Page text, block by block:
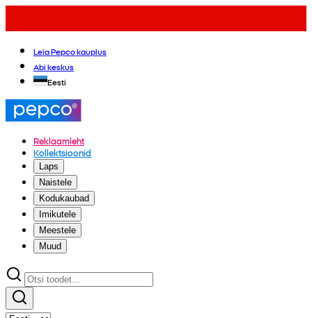
Leia Pepco kauplus
Abi keskus
Eesti
Reklaamleht
Kollektsioonid
Laps
Naistele
Kodukaubad
Imikutele
Meestele
Muud